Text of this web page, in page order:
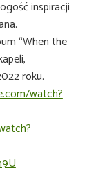
inspiracji
“When the
roku.
watch?